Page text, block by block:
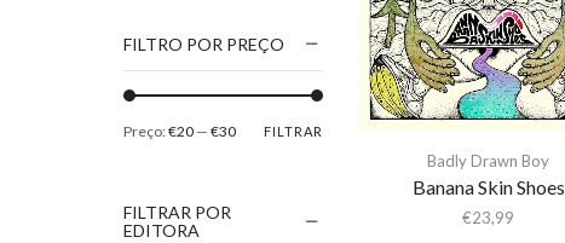
Badly Drawn Boy
Banana Skin Shoes
€23,99
FILTRO POR PREÇO
FILTRAR
Preço:€20 — €30
FILTRAR POR
EDITORA